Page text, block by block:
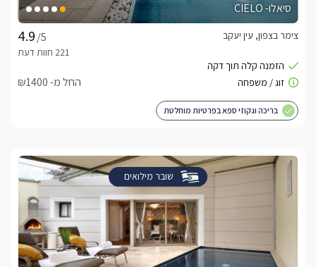
סיאלו- CIELO
/5
צימר בצפון, עין יעקב
החל מ- ₪1400
בריכה וגקוזי ספא בפרטיות מוחלטת
שובר מילואים